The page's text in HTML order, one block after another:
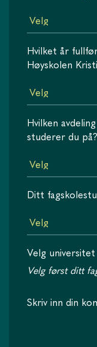
Hvilket år
Høyskolen
Hvilken
studerer du på?
Ditt
Velg
Velg først ditt
Skriv inn din